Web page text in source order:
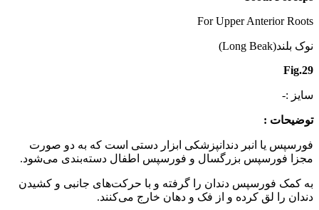
For Upper Anterior Roots
نوک بلند(Long Beak)
Fig.29
سایز :-
توضیحات :
فورسپس یا انبر دندانپزشکی ابزار دستی است که به دو صورت
مجزا فورسپس بزرگسال و فورسپس اطفال دسته‌بندی می‌شود.
به کمک فورسپس دندان را گرفته و با حرکت‌های جانبی و کشیدن
دندان را لق کرده و از فک و دهان خارج می‌کنند.